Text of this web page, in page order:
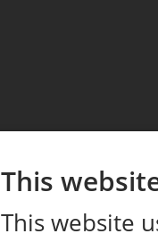
This
This website